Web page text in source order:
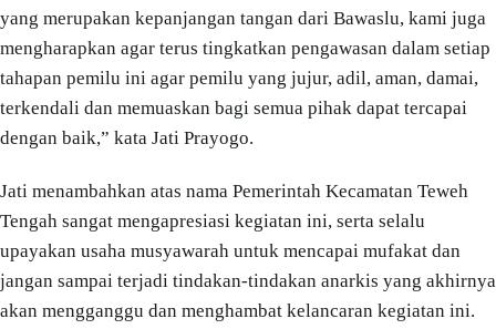
yang merupakan kepanjangan tangan dari Bawaslu, kami juga
mengharapkan agar terus tingkatkan pengawasan dalam setiap
tahapan pemilu ini agar pemilu yang jujur, adil, aman, damai,
terkendali dan memuaskan bagi semua pihak dapat tercapai
dengan baik,” kata Jati Prayogo.
Jati menambahkan atas nama Pemerintah Kecamatan Teweh
Tengah sangat mengapresiasi kegiatan ini, serta selalu
upayakan usaha musyawarah untuk mencapai mufakat dan
jangan sampai terjadi tindakan-tindakan anarkis yang akhirnya
akan mengganggu dan menghambat kelancaran kegiatan ini.